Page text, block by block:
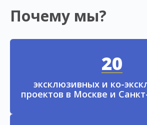
Почему мы?
20
эксклюзивных и ко-
проектов в Москве и